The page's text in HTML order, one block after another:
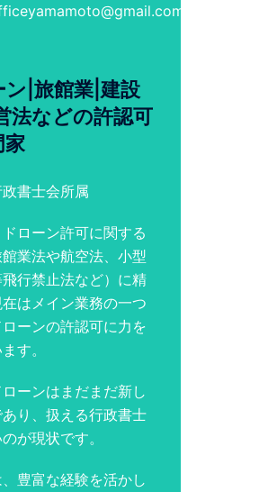
ン|旅館業|建設
法などの許認可
家
書士会所属
ローン許可に関する
業法や航空法、小型
行禁止法など）に精
はメイン業務の一つ
ーンの許認可に力を
す。
ーンはまだまだ新し
り、扱える行政書士
が現状です。
豊富な経験を活かし